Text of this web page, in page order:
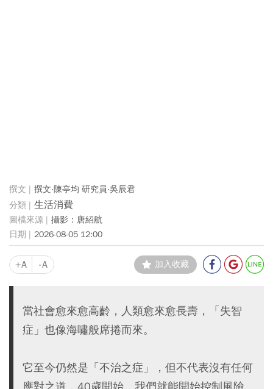
撰文‧陳亭均 研究員‧吳辰君
生活消費
攝影：唐紹航
2026-08-05 12:00
+A -A 加入收藏
當社會愈來愈高齡，人類愈來愈長壽，「失智
症」也像海嘯般席捲而來。
它至今仍然是「不治之症」，但不代表沒有任何
應對之道，40歲開始，我們就能開始控制風險